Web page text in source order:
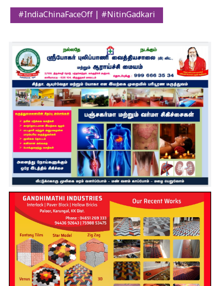
#IndiaChinaFaceOff | #NitinGadkari